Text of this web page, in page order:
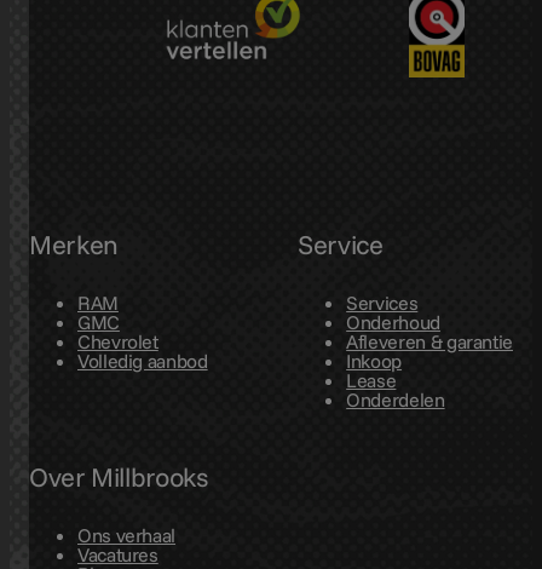
Merken
RAM
GMC
Chevrolet
Volledig aanbod
Service
Services
Onderhoud
Afleveren & garantie
Inkoop
Lease
Onderdelen
Over Millbrooks
Ons verhaal
Vacatures